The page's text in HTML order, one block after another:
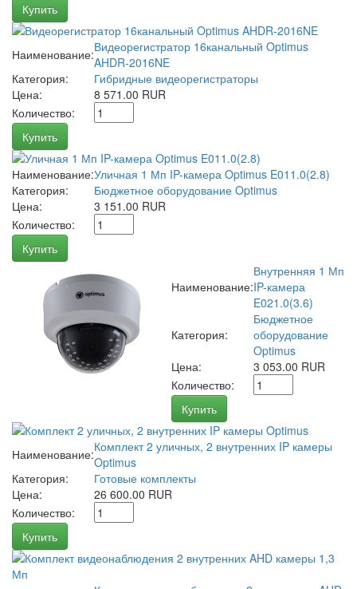
Купить
Наименование:Видеорегистратор 16канальный Optimus
AHDR-2016NE
Категория:
Гибридные видеорегистраторы
Цена:
8 571.00 RUR
Количество:
Купить
Наименование:Уличная 1 Мп IP-камера Optimus E011.0(2.8)
Категория:
Бюджетное оборудование Optimus
Цена:
3 151.00 RUR
Количество:
Купить
Наименование:
Внутренняя 1 Мп
IP-камера
E021.0(3.6)
Категория:
Бюджетное
оборудование
Optimus
Цена:
3 053.00 RUR
Количество:
Купить
Наименование:Комплект 2 уличных, 2 внутренних IP камеры
Optimus
Категория:
Готовые комплекты
Цена:
26 600.00 RUR
Количество:
Купить